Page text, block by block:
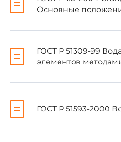
Основные
ГОСТ Р 51309-99
элементов
ГОСТ Р 51593-2000